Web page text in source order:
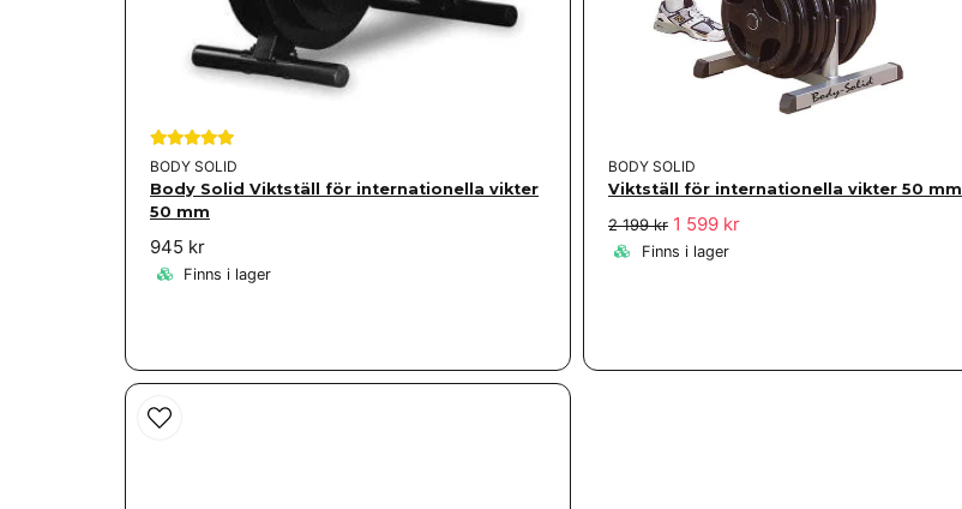
BODY SOLID
Body Solid Viktställ för internationella vikter
50 mm
945 kr
Finns i lager
BODY SOLID
Viktställ för internationella vikter 50 mm
2 199 kr 1 599 kr
Finns i lager